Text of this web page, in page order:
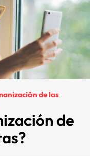
de las
de